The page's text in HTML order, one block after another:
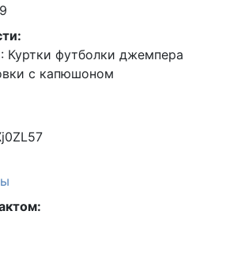
: Куртки футболки джемпера
с капюшоном